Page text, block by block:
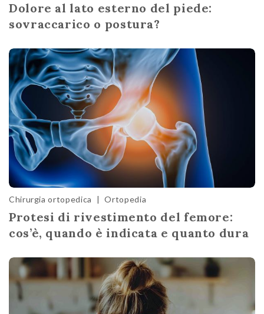
Dolore al lato esterno del piede:
sovraccarico o postura?
Chirurgia ortopedica | Ortopedia
Protesi di rivestimento del femore:
cos’è, quando è indicata e quanto dura